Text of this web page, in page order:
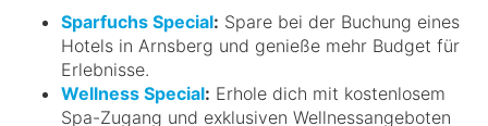
Sparfuchs Special: Spare bei der Buchung eines
Hotels in Arnsberg und genieße mehr Budget für
Erlebnisse.
Wellness Special: Erhole dich mit kostenlosem
Spa-Zugang und exklusiven Wellnessangeboten